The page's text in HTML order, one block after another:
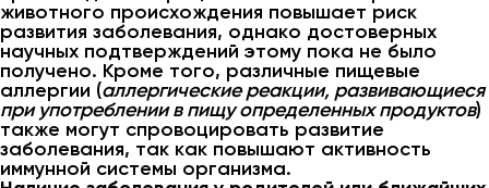
животного происхождения повышает риск
развития заболевания, однако достоверных
научных подтверждений этому пока не было
получено. Кроме того, различные пищевые
аллергии (аллергические реакции, развивающиеся
при употреблении в пищу определенных продуктов)
также могут спровоцировать развитие
заболевания, так как повышают активность
иммунной системы организма.